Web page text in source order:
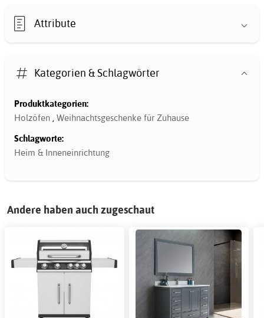
Attribute
Kategorien & Schlagwörter
Produktkategorien:
Holzöfen , Weihnachtsgeschenke für Zuhause
Schlagworte:
Heim & Inneneinrichtung
Andere haben auch zugeschaut